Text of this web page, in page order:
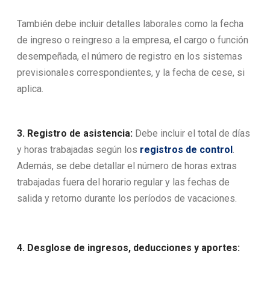
También debe incluir detalles laborales como la fecha
de ingreso o reingreso a la empresa, el cargo o función
desempeñada, el número de registro en los sistemas
previsionales correspondientes, y la fecha de cese, si
aplica.
3. Registro de asistencia: Debe incluir el total de días
y horas trabajadas según los registros de control .
Además, se debe detallar el número de horas extras
trabajadas fuera del horario regular y las fechas de
salida y retorno durante los períodos de vacaciones.
4. Desglose de ingresos, deducciones y aportes: